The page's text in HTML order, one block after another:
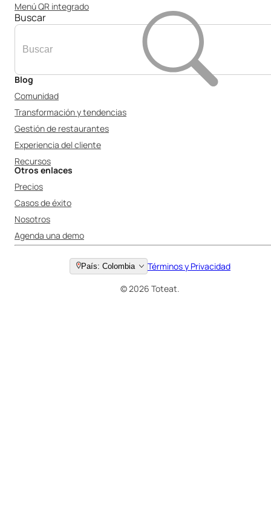
Menú QR integrado
Buscar
Blog
Comunidad
Transformación y tendencias
Gestión de restaurantes
Experiencia del cliente
Recursos
Otros enlaces
Precios
Casos de éxito
Nosotros
Agenda una demo
País: Colombia
Términos y Privacidad
© 2026 Toteat.